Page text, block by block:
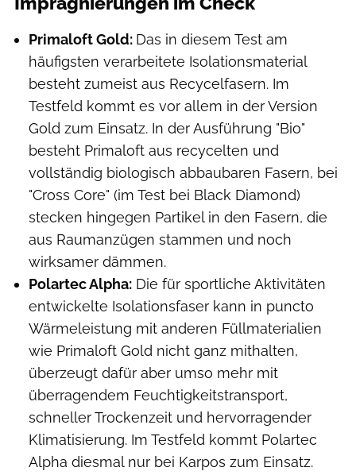
Primaloft Gold: Das in diesem Test am
häufigsten verarbeitete Isolationsmaterial
besteht zumeist aus Recycelfasern. Im
Testfeld kommt es vor allem in der Version
Gold zum Einsatz. In der Ausführung "Bio"
besteht Primaloft aus recycelten und
vollständig biologisch abbaubaren Fasern, bei
"Cross Core" (im Test bei Black Diamond)
stecken hingegen Partikel in den Fasern, die
aus Raumanzügen stammen und noch
wirksamer dämmen.
Polartec Alpha: Die für sportliche Aktivitäten
entwickelte Isolationsfaser kann in puncto
Wärmeleistung mit anderen Füllmaterialien
wie Primaloft Gold nicht ganz mithalten,
überzeugt dafür aber umso mehr mit
überragendem Feuchtigkeitstransport,
schneller Trockenzeit und hervorragender
Klimatisierung. Im Testfeld kommt Polartec
Alpha diesmal nur bei Karpos zum Einsatz.